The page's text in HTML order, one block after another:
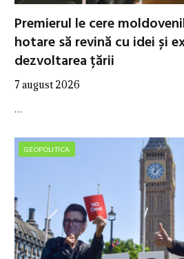
Premierul le cere
hotare să revină cu idei și
dezvoltarea țării
7 august 2026
…
GEOPOLITICA